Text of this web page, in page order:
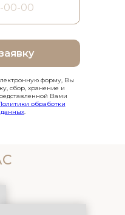
форму, Вы
сбор, хранение и
Вами
обработки
.